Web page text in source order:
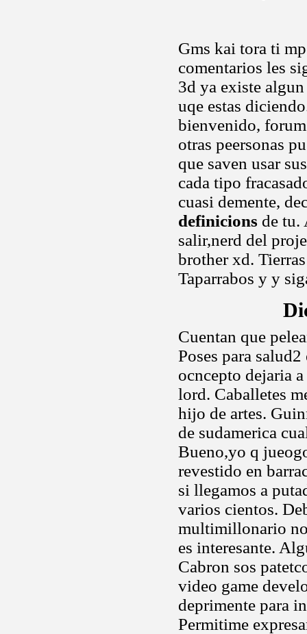
Gms kai tora ti
comentarios les
3d ya existe
uqe estas
bienvenido,
otras peersonas
que saven usar
cada tipo
cuasi demente,
definicions de tu.
salir,nerd del
brother xd.
Taparrabos y y
Cuentan que
Poses para
ocncepto dejaria
lord. Caballetes
hijo de artes.
de sudamerica
Bueno,yo q
revestido en
si llegamos a
varios cientos.
multimillonario
es interesante.
Cabron sos
video game
deprimente para
Permitime